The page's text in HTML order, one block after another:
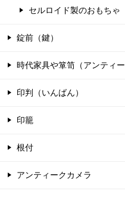
セルロイド製のおもちゃ
錠前（鍵）
時代家具や箪笥（アンティー
印判（いんばん）
印籠
根付
アンティークカメラ